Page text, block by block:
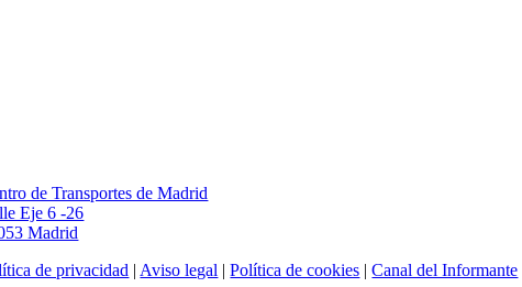
de Transportes de Madrid
Eje 6 -26
Madrid
de privacidad | Aviso legal |Política de cookies |Canal del Informante